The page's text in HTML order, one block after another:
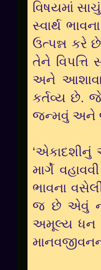
વિષયમાં
સ્વાર્થ
ઉત્પન્ન કરે
તેને
અને
કર્તવ્ય છે.
જન્મવું અને
‘એકાદશીનું
માર્ગે
ભાવના
જ છે એવું ન
અમૂલ્ય ધન